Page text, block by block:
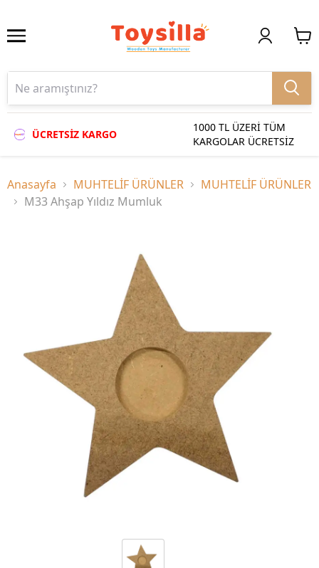
ÜCRETSİZ KARGO
1000 TL ÜZERİ TÜM
KARGOLAR ÜCRETSİZ
Anasayfa MUHTELİF ÜRÜNLER
MUHTELİF ÜRÜNLER
M33 Ahşap Yıldız Mumluk